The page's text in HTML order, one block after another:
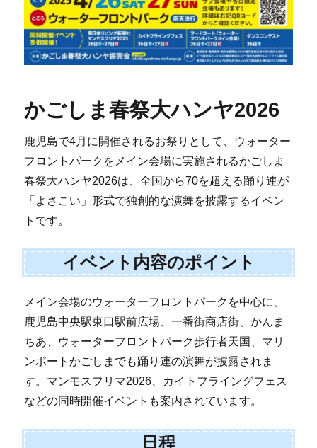
かごしま春祭大ハンヤ2026
鹿児島で4月に開催されるお祭りとして、ウォーター
フロントパークをメイン会場に実施されるかごしま
春祭大ハンヤ2026は、全国から70を超える踊り連が
「よさこい」形式で独創的な演舞を披露するイベン
トです。
イベント内容のポイント
メイン会場のウォーターフロントパークを中心に、
鹿児島中央駅東口駅前広場、一番街商店街、かんま
ちあ、ウォーターフロントパーク歩行者天国、マリ
ンポートかごしまでも踊り連の演舞が披露されま
す。マンモスフリマ2026、カイトフライングフェス
などの同時開催イベントも案内されています。
日程